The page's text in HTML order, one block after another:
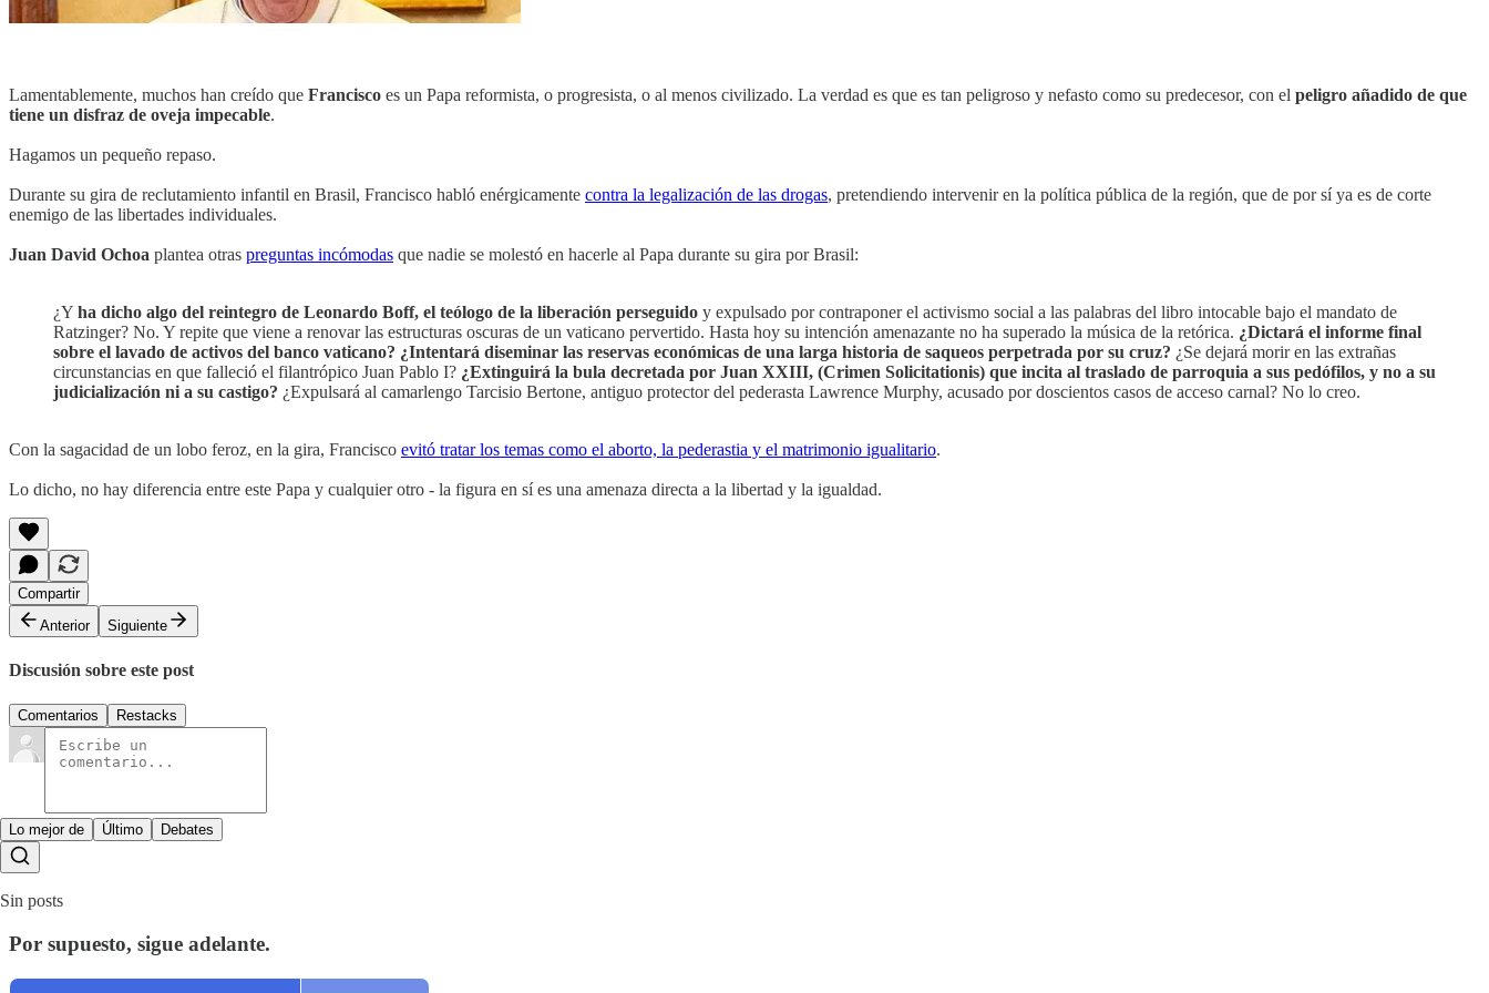
Lamentablemente, muchos han creído que Francisco es un Papa reformista, o progresista, o al menos civilizado. La verdad es que es tan peligroso y nefasto como su predecesor, con el peligro añadido de que
tiene un disfraz de oveja impecable.
Hagamos un pequeño repaso.
Durante su gira de reclutamiento infantil en Brasil, Francisco habló enérgicamente contra la legalización de las drogas, pretendiendo intervenir en la política pública de la región, que de por sí ya es de corte
enemigo de las libertades individuales.
Juan David Ochoa plantea otras preguntas incómodas que nadie se molestó en hacerle al Papa durante su gira por Brasil:
¿Y ha dicho algo del reintegro de Leonardo Boff, el teólogo de la liberación perseguido y expulsado por contraponer el activismo social a las palabras del libro intocable bajo el mandato de
Ratzinger? No. Y repite que viene a renovar las estructuras oscuras de un vaticano pervertido. Hasta hoy su intención amenazante no ha superado la música de la retórica. ¿Dictará el informe final
sobre el lavado de activos del banco vaticano? ¿Intentará diseminar las reservas económicas de una larga historia de saqueos perpetrada por su cruz? ¿Se dejará morir en las extrañas
circunstancias en que falleció el filantrópico Juan Pablo I? ¿Extinguirá la bula decretada por Juan XXIII, (Crimen Solicitationis) que incita al traslado de parroquia a sus pedófilos, y no a su
judicialización ni a su castigo? ¿Expulsará al camarlengo Tarcisio Bertone, antiguo protector del pederasta Lawrence Murphy, acusado por doscientos casos de acceso carnal? No lo creo.
Con la sagacidad de un lobo feroz, en la gira, Francisco evitó tratar los temas como el aborto, la pederastia y el matrimonio igualitario.
Lo dicho, no hay diferencia entre este Papa y cualquier otro - la figura en sí es una amenaza directa a la libertad y la igualdad.
Compartir
Anterior
Siguiente
Discusión sobre este post
Comentarios Restacks
Lo mejor de Último Debates
Sin posts
Por supuesto, sigue adelante.